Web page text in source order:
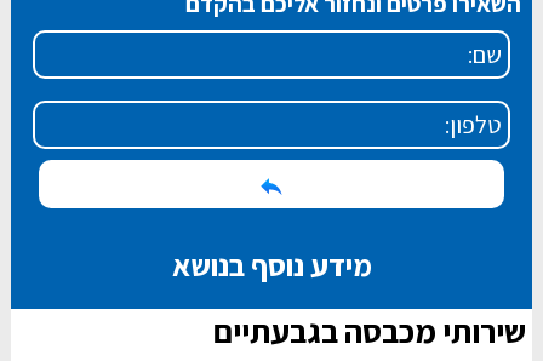
מידע נוסף בנושא
שירותי מכבסה בגבעתיים